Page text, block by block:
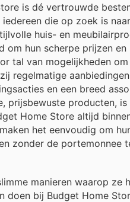
is dé vertrouwde
die op zoek is naar
huis- en
om hun scherpe prijzen en
tal van mogelijkheden
regelmatige
en een breed
prijsbewuste producten,
Home Store altijd
het eenvoudig om
zonder de portemonnee
manieren waarop ze
doen bij Budget Home